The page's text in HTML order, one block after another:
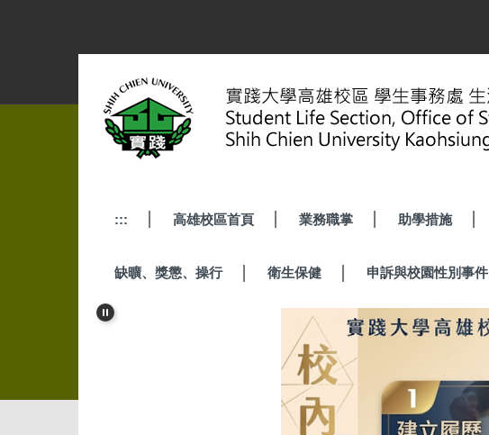
容
::: 高雄校區首頁 業務職掌 助學措施
缺曠、獎懲、操行 衛生保健 申訴與校園性別事件